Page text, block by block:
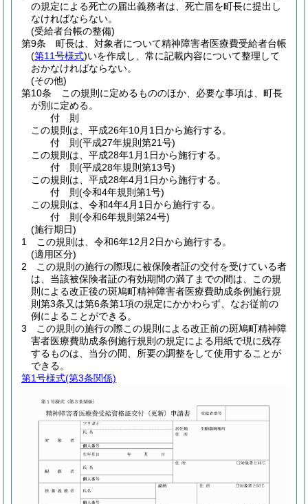
の規定による死亡の届出義務者は、死亡届を町長に提出し
なければならない。
(受給者台帳の整備)
第9条
町長は、対象者について精神障害者医療費受給者台帳
(第11号様式)いを作成し、常に記載内容について整理して
おかなければならない。
(その他)
第10条
この規則に定めるもののほか、必要な事項は、町長
が別に定める。
付 則
この規則は、平成26年10月1日から施行する。
付 則(平成27年規則第21号)
この規則は、平成28年1月1日から施行する。
付 則(平成28年規則第13号)
この規則は、平成28年4月1日から施行する。
付 則(令和4年規則第1号)
この規則は、令和4年4月1日から施行する。
付 則(令和6年規則第24号)
(施行期日)
1
この規則は、令和6年12月2日から施行する。
(適用区分)
2
この規則の施行の際現に被保険者証の交付を受けている者
は、当該被保険者証の有効期間の満了までの間は、この規
則による改正後の斑鳩町精神障害者医療費助成条例施行規
則第3条又は第6条第1項の規定にかかわらず、なお従前の
例によることができる。
3
この規則の施行の際この規則による改正前の斑鳩町精神障
害者医療費助成条例施行規則の規定による用紙で現に残存
するものは、当分の間、所要の調整をして使用することが
できる。
第1号様式(第3条関係)